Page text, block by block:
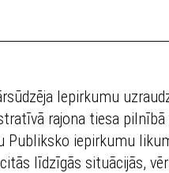
Iepirkumu
rajona tiesa
iepirkumu
līdzīgās situācijās,